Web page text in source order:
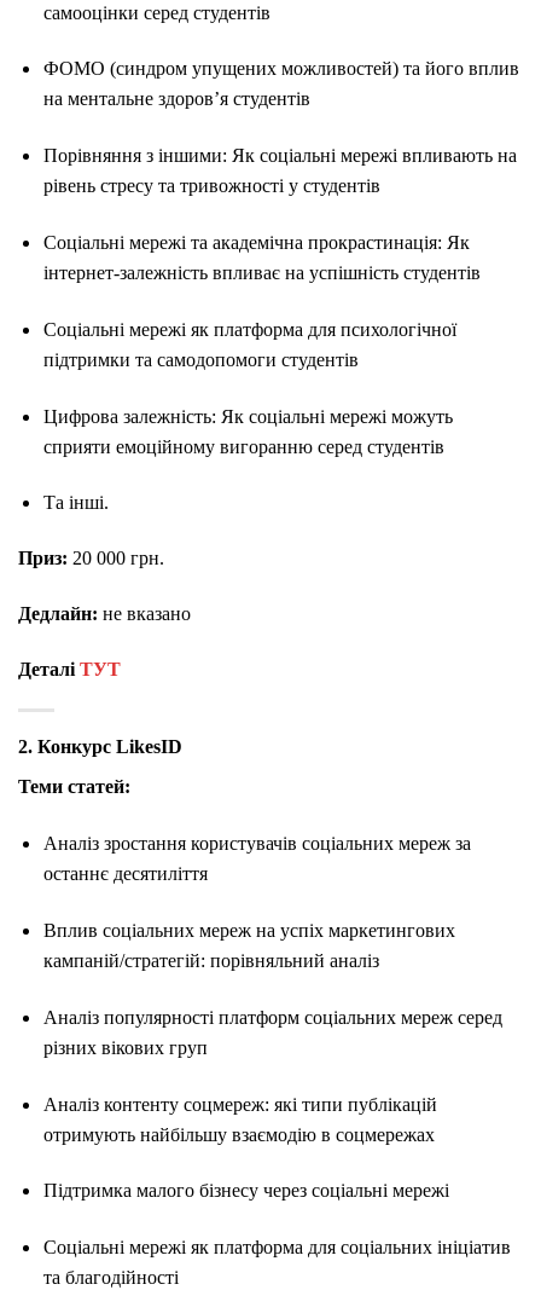
самооцінки серед студентів
ФОМО (синдром упущених можливостей) та його вплив
на ментальне здоров’я студентів
Порівняння з іншими: Як соціальні мережі впливають на
рівень стресу та тривожності у студентів
Соціальні мережі та академічна прокрастинація: Як
інтернет-залежність впливає на успішність студентів
Соціальні мережі як платформа для психологічної
підтримки та самодопомоги студентів
Цифрова залежність: Як соціальні мережі можуть
сприяти емоційному вигоранню серед студентів
Та інші.
Приз: 20 000 грн.
Дедлайн: не вказано
Деталі ТУТ
2. Конкурс LikesID
Теми статей:
Аналіз зростання користувачів соціальних мереж за
останнє десятиліття
Вплив соціальних мереж на успіх маркетингових
кампаній/стратегій: порівняльний аналіз
Аналіз популярності платформ соціальних мереж серед
різних вікових груп
Аналіз контенту соцмереж: які типи публікацій
отримують найбільшу взаємодію в соцмережах
Підтримка малого бізнесу через соціальні мережі
Соціальні мережі як платформа для соціальних ініціатив
та благодійності